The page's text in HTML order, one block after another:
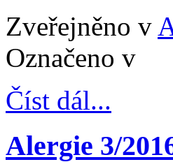
Zveřejněno v
Označeno v
Číst dál...
Alergie 3/